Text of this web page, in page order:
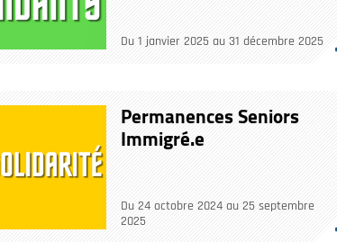
Du 1 janvier 2025 au 31 décembre 2025
Permanences Seniors
Immigré.e
Du 24 octobre 2024 au 25 septembre
2025